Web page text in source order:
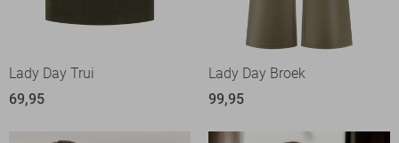
Lady Day Trui
69,95
Lady Day Broek
99,95